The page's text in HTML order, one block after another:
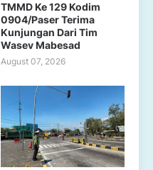
TMMD Ke 129 Kodim
0904/Paser Terima
Kunjungan Dari Tim
Wasev Mabesad
August 07, 2026